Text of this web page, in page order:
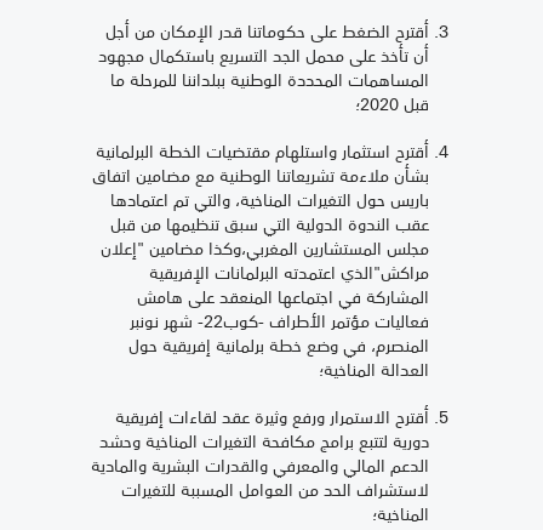
أقترح الضغط على حكوماتنا قدر الإمكان من أجل
أن تأخذ على محمل الجد التسريع باستكمال مجهود
المساهمات المحددة الوطنية ببلداننا للمرحلة ما
قبل 2020؛
أقترح استثمار واستلهام مقتضيات الخطة البرلمانية
بشأن ملاءمة تشريعاتنا الوطنية مع مضامين اتفاق
باريس حول التغيرات المناخية، والتي تم اعتمادها
عقب الندوة الدولية التي سبق تنظيمها من قبل
مجلس المستشارين المغربي،وكذا مضامين "إعلان
مراكش"الذي اعتمدته البرلمانات الإفريقية
المشاركة في اجتماعها المنعقد على هامش
فعاليات مؤتمر الأطراف -كوب22- شهر نونبر
المنصرم، في وضع خطة برلمانية إفريقية حول
العدالة المناخية؛
أقترح الاستمرار ورفع وثيرة عقد لقاءات إفريقية
دورية لتتبع برامج مكافحة التغيرات المناخية وحشد
الدعم المالي والمعرفي والقدرات البشرية والمادية
لاستشراف الحد من العوامل المسببة للتغيرات
المناخية؛